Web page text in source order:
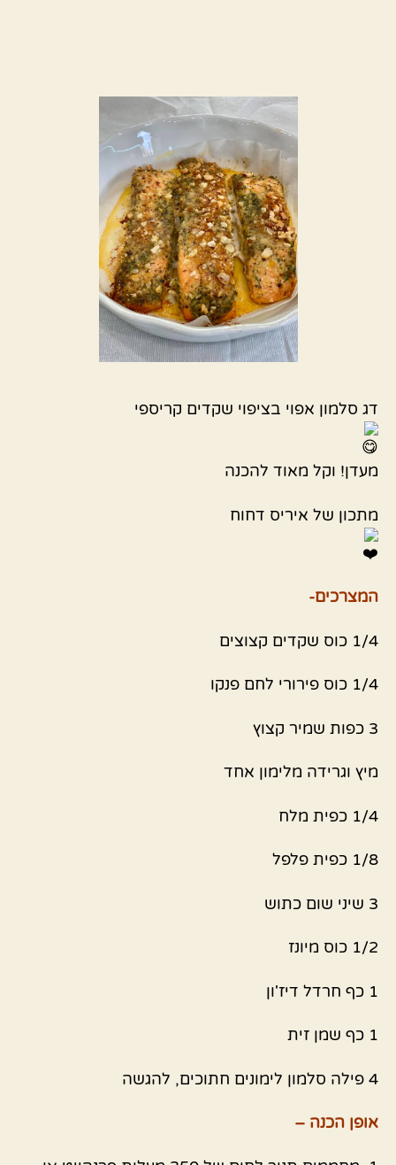
דג סלמון אפוי בציפוי שקדים קריספי
מעדן! וקל מאוד להכנה
מתכון של איריס דחוח
המצרכים-
1/4 כוס שקדים קצוצים
1/4 כוס פירורי לחם פנקו
3 כפות שמיר קצוץ
מיץ וגרידה מלימון אחד
1/4 כפית מלח
1/8 כפית פלפל
3 שיני שום כתוש
1/2 כוס מיונז
1 כף חרדל דיז'ון
1 כף שמן זית
4 פילה סלמון לימונים חתוכים, להגשה
אופן הכנה –